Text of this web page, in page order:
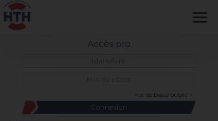
Accès pro
Mot de passe oublié ?